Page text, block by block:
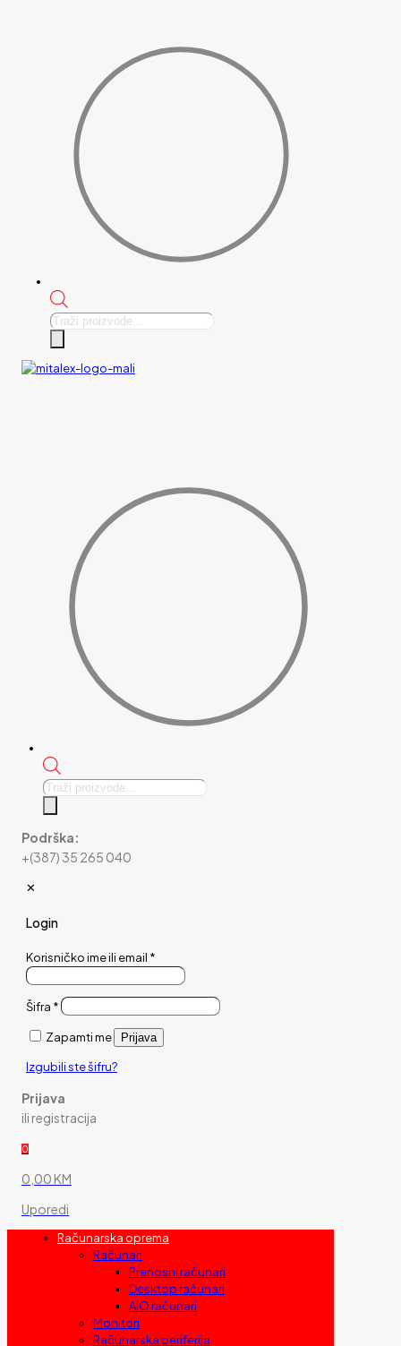
Products
Products
Podrška:
+(387) 35 265 040
✕
Login
Korisničko ime ili email *
Šifra *
Zapamti me Prijava
Izgubili ste šifru?
Prijava
ili registracija
0
0,00 KM
Uporedi
Računarska oprema
Računari
Prenosni računari
Desktop računari
AIO računari
Monitori
Računarska periferija